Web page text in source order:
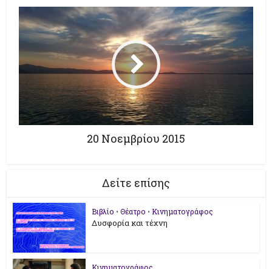
20 Νοεμβρίου 2015
Δείτε επίσης
Βιβλίο • Θέατρο • Κινηματογράφος
Δυσφορία και τέχνη